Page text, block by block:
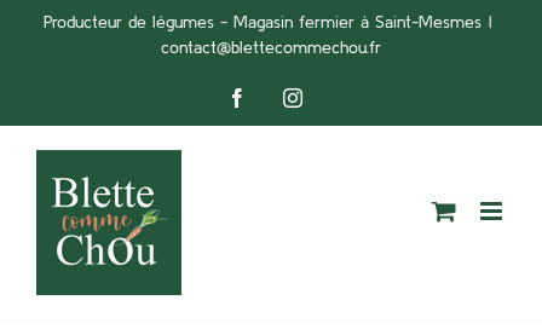
PasserProducteur de légumes - Magasin fermier à Saint-Mesmes |
contact@blettecommechou.fr
FacebookInstagram